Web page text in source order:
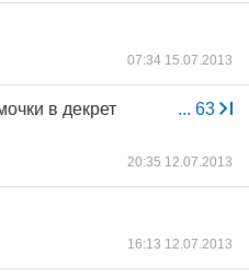
07:34 15.07.2013
... 63
в декрет
20:35 12.07.2013
16:13 12.07.2013